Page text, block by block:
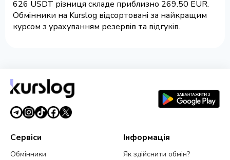
626 USDT різниця складе приблизно 269.50 EUR.
Обмінники на Kurslog відсортовані за найкращим
курсом з урахуванням резервів та відгуків.
Сервіси
Обмінники
Інформація
Як здійснити обмін?